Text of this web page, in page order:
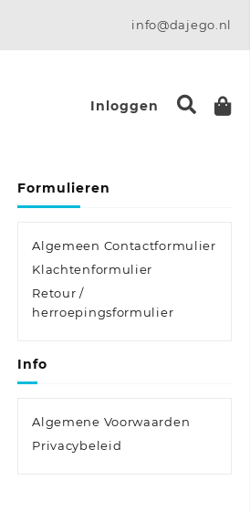
info@dajego.nl
Inloggen
Formulieren
Algemeen Contactformulier
Klachtenformulier
Retour /
herroepingsformulier
Info
Algemene Voorwaarden
Privacybeleid